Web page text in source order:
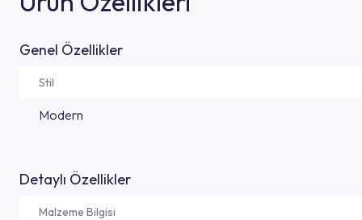
Genel Özellikler
Stil
Modern
Detaylı Özellikler
Malzeme Bilgisi